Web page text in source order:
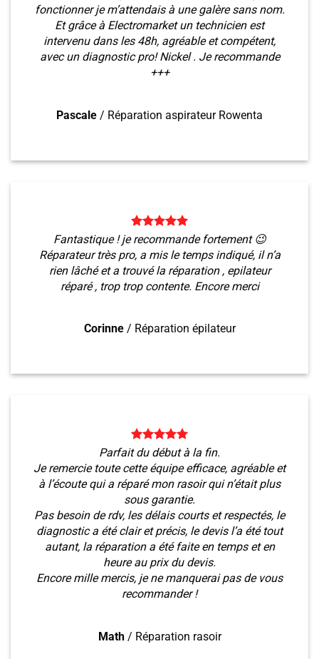
fonctionner je m’attendais à une galère sans nom.
Et grâce à Electromarket un technicien est
intervenu dans les 48h, agréable et compétent,
avec un diagnostic pro! Nickel . Je recommande
+++
Pascale / Réparation aspirateur Rowenta
Fantastique ! je recommande fortement 😉
Réparateur très pro, a mis le temps indiqué, il n’a
rien lâché et a trouvé la réparation , epilateur
réparé , trop trop contente. Encore merci
Corinne / Réparation épilateur
Parfait du début à la fin.
Je remercie toute cette équipe efficace, agréable et
à l’écoute qui a réparé mon rasoir qui n’était plus
sous garantie.
Pas besoin de rdv, les délais courts et respectés, le
diagnostic a été clair et précis, le devis l’a été tout
autant, la réparation a été faite en temps et en
heure au prix du devis.
Encore mille mercis, je ne manquerai pas de vous
recommander !
Math / Réparation rasoir